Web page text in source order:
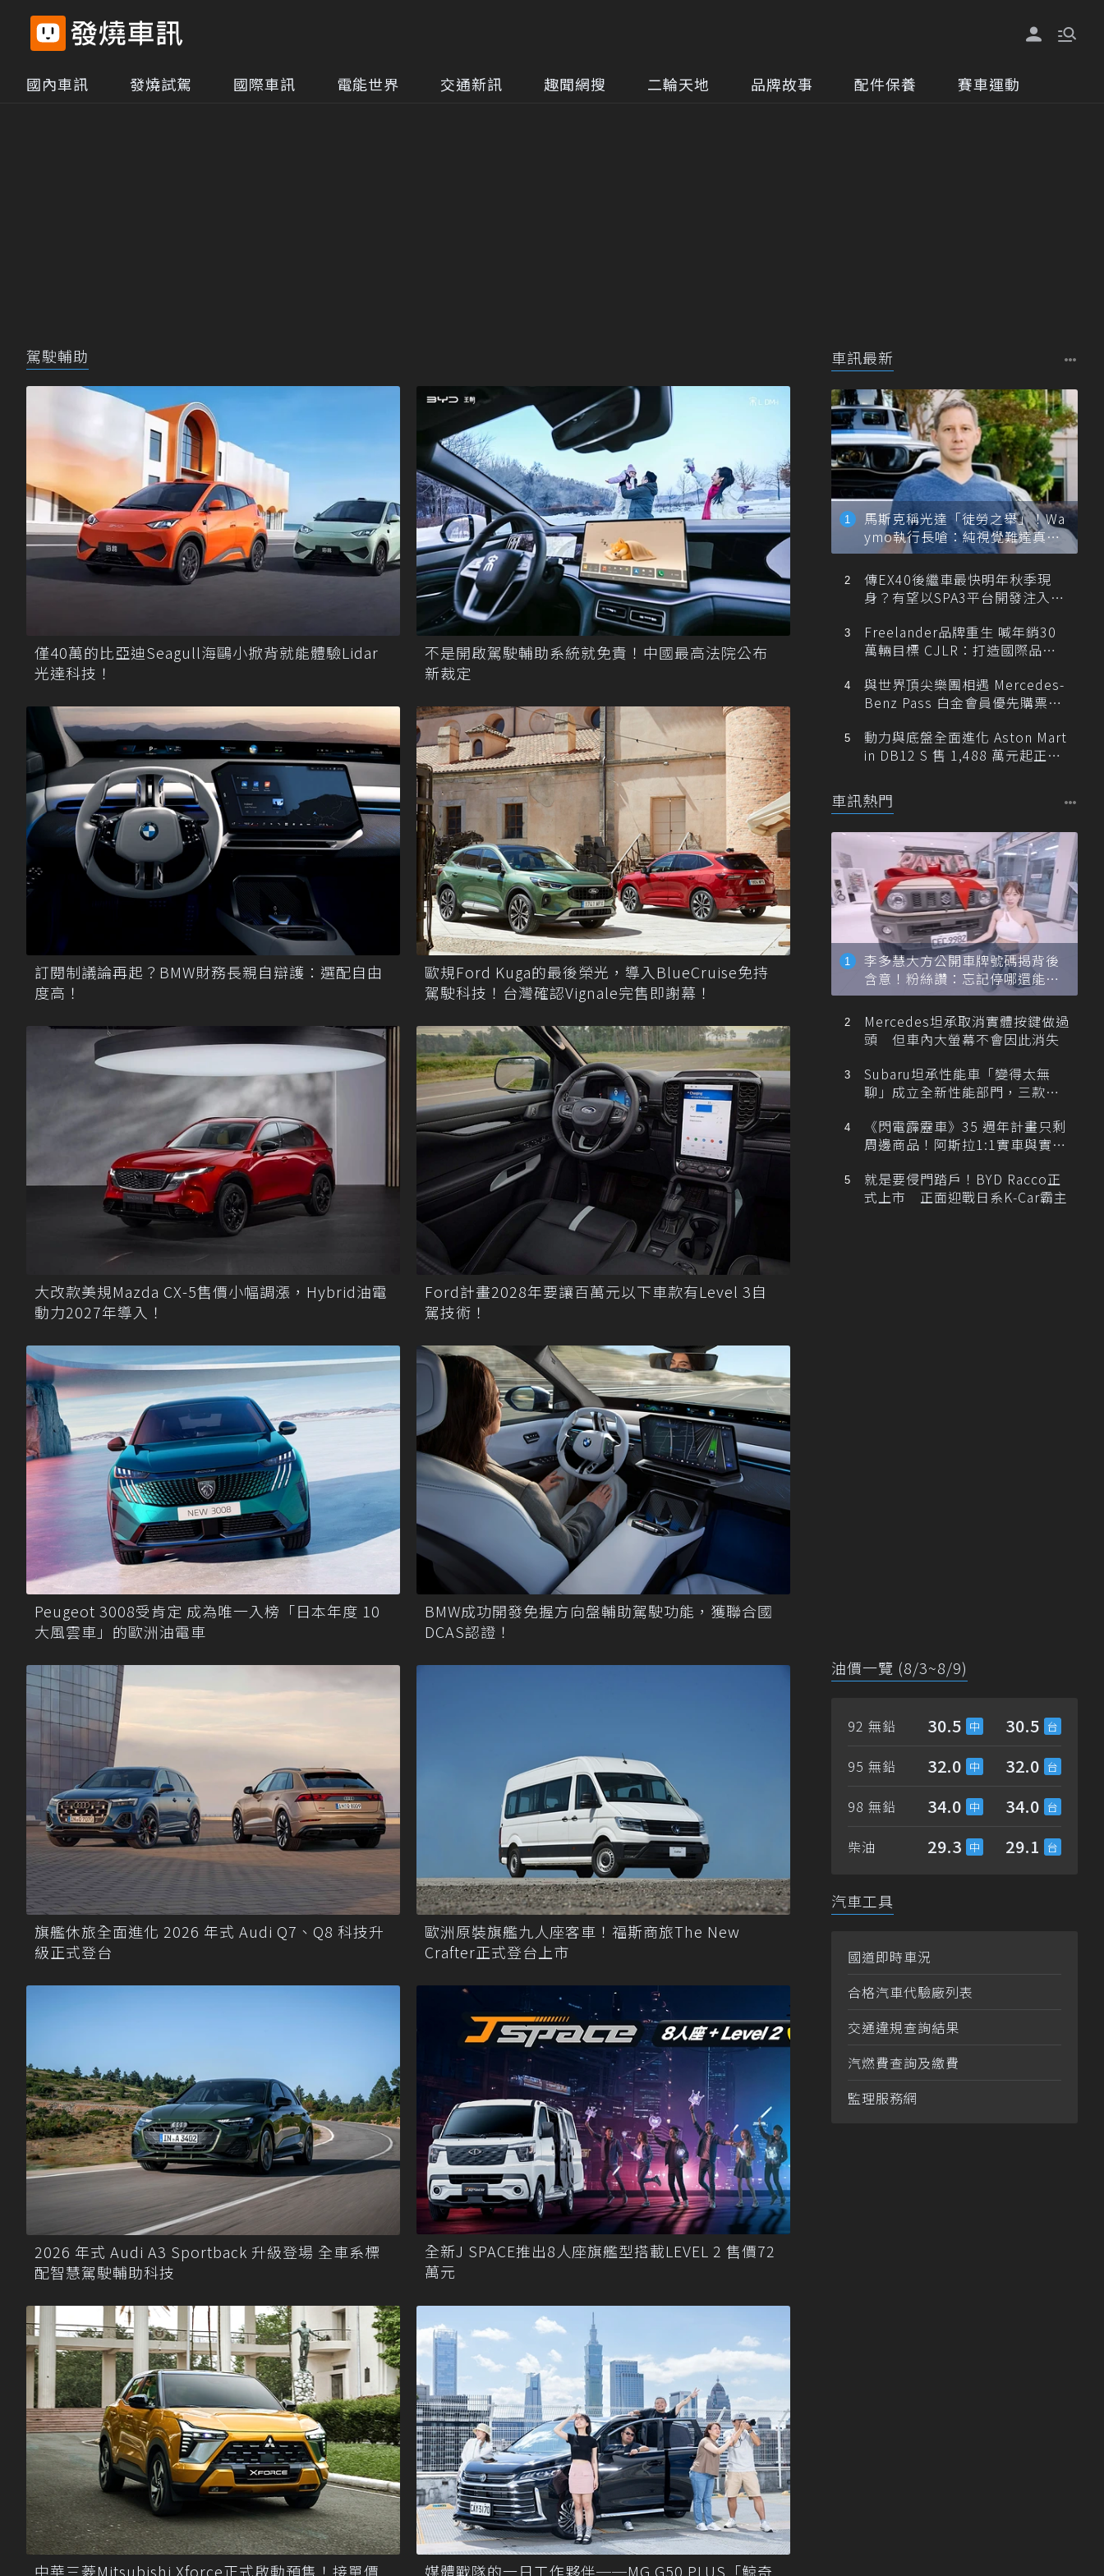
國內車訊 發燒試駕 國際車訊 電能世界 交通新訊 趣聞網搜 二輪天地 品牌故事 配件保養 賽車運動
駕駛輔助
僅40萬的比亞迪Seagull海鷗小掀背就能體驗Lidar
光達科技！
不是開啟駕駛輔助系統就免責！中國最高法院公布
新裁定
訂閱制議論再起？BMW財務長親自辯護：選配自由
度高！
歐規Ford Kuga的最後榮光，導入BlueCruise免持
駕駛科技！台灣確認Vignale完售即謝幕！
大改款美規Mazda CX-5售價小幅調漲，Hybrid油電
動力2027年導入！
Ford計畫2028年要讓百萬元以下車款有Level 3自
駕技術！
Peugeot 3008受肯定 成為唯一入榜「日本年度 10
大風雲車」的歐洲油電車
BMW成功開發免握方向盤輔助駕駛功能，獲聯合國
DCAS認證！
旗艦休旅全面進化 2026 年式 Audi Q7、Q8 科技升
級正式登台
歐洲原裝旗艦九人座客車！福斯商旅The New
Crafter正式登台上市
2026 年式 Audi A3 Sportback 升級登場 全車系標
配智慧駕駛輔助科技
全新J SPACE推出8人座旗艦型搭載LEVEL 2 售價72
萬元
中華三菱Mitsubishi Xforce正式啟動預售！接單價 媒體戰隊的一日工作夥伴──MG G50 PLUS「鯨奇
車訊最新
馬斯克稱光達「徒勞之舉」！Wa
ymo執行長嗆：純視覺難達真正
自動駕駛
傳EX40後繼車最快明年秋季現
身？有望以SPA3平台開發注入80
Freelander品牌重生 喊年銷30
萬輛目標 CJLR：打造國際品牌
與世界頂尖樂團相遇 Mercedes-
Benz Pass 白金會員優先購票維
動力與底盤全面進化 Aston Mart
in DB12 S 售 1,488 萬元起正式
車訊熱門
李多慧大方公開車牌號碼揭背後
含意！粉絲讚：忘記停哪還能幫
忙找車
Mercedes坦承取消實體按鍵做過
頭 但車內大螢幕不會因此消失
Subaru坦承性能車「變得太無
聊」成立全新性能部門，三款手
《閃電霹靂車》35 週年計畫只剩
周邊商品！阿斯拉1:1實車與實體
就是要侵門踏戶！BYD Racco正
式上市 正面迎戰日系K-Car霸主
油價一覽 (8/3~8/9)
92 無鉛 30.5 30.5
95 無鉛 32.0 32.0
98 無鉛 34.0 34.0
柴油 29.3 29.1
汽車工具
國道即時車況
合格汽車代驗廠列表
交通違規查詢結果
汽燃費查詢及繳費
監理服務網